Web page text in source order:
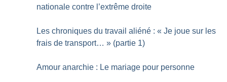
nationale contre l’extrême droite
Les chroniques du travail aliéné : « Je joue sur les
frais de transport… » (partie 1)
Amour anarchie : Le mariage pour personne